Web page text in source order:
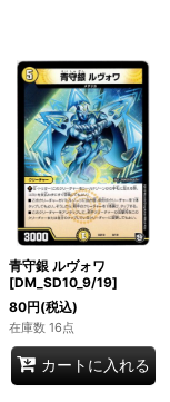
青守銀 ルヴォワ
[DM_SD10_9/19]
80円(税込)
在庫数 16点
カートに入れる